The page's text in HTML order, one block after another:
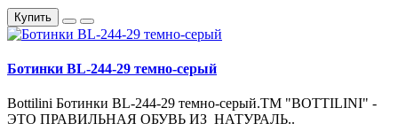
Купить
Ботинки BL-244-29 темно-серый
Bottilini Ботинки BL-244-29 темно-серый.ТМ "BOTTILINI" -
ЭТО ПРАВИЛЬНАЯ ОБУВЬ ИЗ НАТУРАЛЬ..